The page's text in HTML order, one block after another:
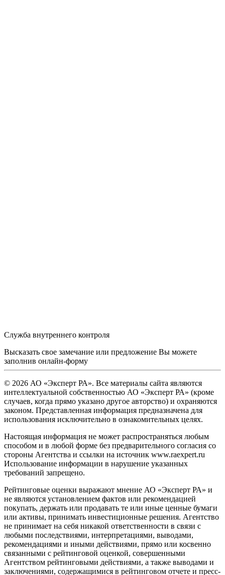
Служба внутреннего контроля
Высказать свое замечание или предложение Вы можете
заполнив онлайн-форму
© 2026 АО «Эксперт РА». Все материалы сайта являются
интеллектуальной собственностью АО «Эксперт РА» (кроме
случаев, когда прямо указано другое авторство) и охраняются
законом. Представленная информация предназначена для
использования исключительно в ознакомительных целях.
Настоящая информация не может распространяться любым
способом и в любой форме без предварительного согласия со
стороны Агентства и ссылки на источник www.raexpert.ru
Использование информации в нарушение указанных
требований запрещено.
Рейтинговые оценки выражают мнение АО «Эксперт РА» и
не являются установлением фактов или рекомендацией
покупать, держать или продавать те или иные ценные бумаги
или активы, принимать инвестиционные решения. Агентство
не принимает на себя никакой ответственности в связи с
любыми последствиями, интерпретациями, выводами,
рекомендациями и иными действиями, прямо или косвенно
связанными с рейтинговой оценкой, совершенными
Агентством рейтинговыми действиями, а также выводами и
заключениями, содержащимися в рейтинговом отчете и пресс-